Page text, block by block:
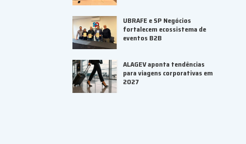
UBRAFE e SP Negócios
fortalecem ecossistema de
eventos B2B
ALAGEV aponta tendências
para viagens corporativas em
2027